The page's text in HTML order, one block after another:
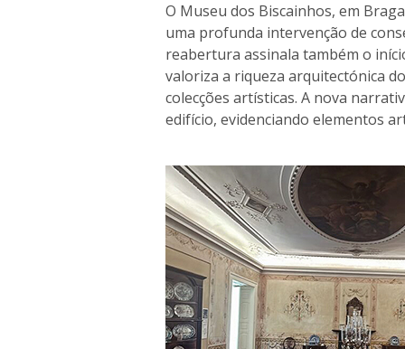
O Museu dos Biscainhos, em
uma profunda intervenção de
reabertura assinala também o
valoriza a riqueza arquitectónica
colecções artísticas. A nova
edifício, evidenciando elementos